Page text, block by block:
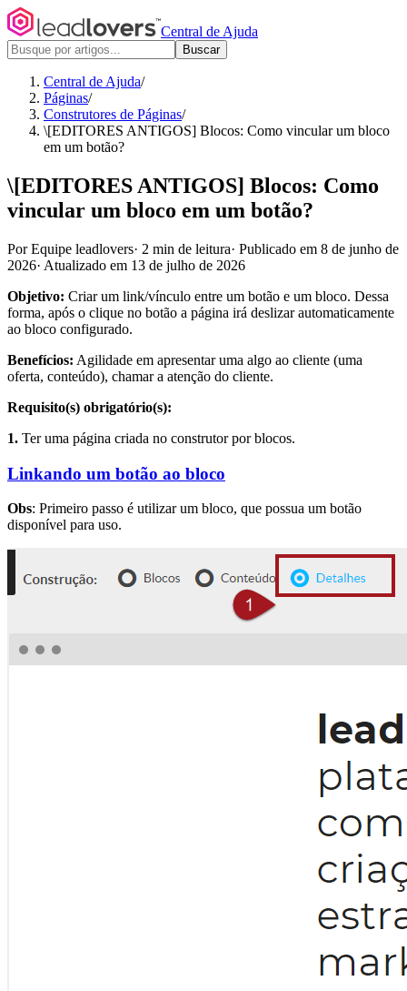
Central de Ajuda
Buscar
Central de Ajuda/
Páginas/
Construtores de Páginas/
\[EDITORES ANTIGOS] Blocos: Como vincular um bloco
em um botão?
\[EDITORES ANTIGOS] Blocos: Como
vincular um bloco em um botão?
Por Equipe leadlovers· 2 min de leitura· Publicado em 8 de junho de
2026· Atualizado em 13 de julho de 2026
Objetivo: Criar um link/vínculo entre um botão e um bloco. Dessa
forma, após o clique no botão a página irá deslizar automaticamente
ao bloco configurado.
Benefícios: Agilidade em apresentar uma algo ao cliente (uma
oferta, conteúdo), chamar a atenção do cliente.
Requisito(s) obrigatório(s):
1. Ter uma página criada no construtor por blocos.
Linkando um botão ao bloco
Obs: Primeiro passo é utilizar um bloco, que possua um botão
disponível para uso.